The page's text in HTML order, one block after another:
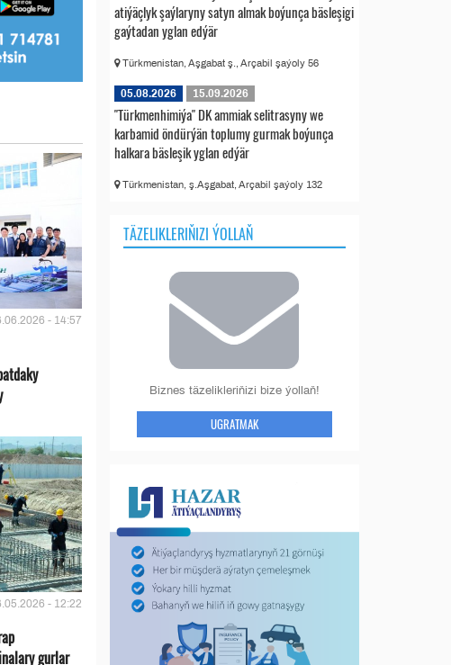
- 14:57
- 12:22
gurlar
atiýäçlyk şaýlaryny satyn almak boýunça bäsleşigi
gaýtadan yglan edýär
Türkmenistan, Aşgabat ş., Arçabil şaýoly 56
05.08.2026 15.09.2026
"Türkmenhimiýa" DK ammiak selitrasyny we
karbamid öndürýän toplumy gurmak boýunça
halkara bäsleşik yglan edýär
Türkmenistan, ş.Aşgabat, Arçabil şaýoly 132
TÄZELIKLERIŇIZI ÝOLLAŇ
Biznes täzelikleriňizi bize ýollaň!
UGRATMAK